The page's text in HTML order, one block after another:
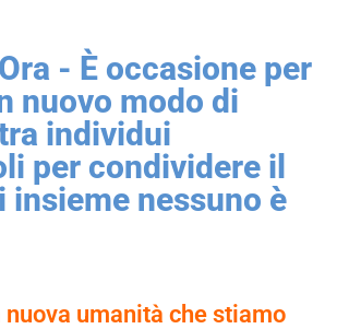
- È occasione per
nuovo modo di
individui
per condividere il
nessuno è
nuova umanità che stiamo